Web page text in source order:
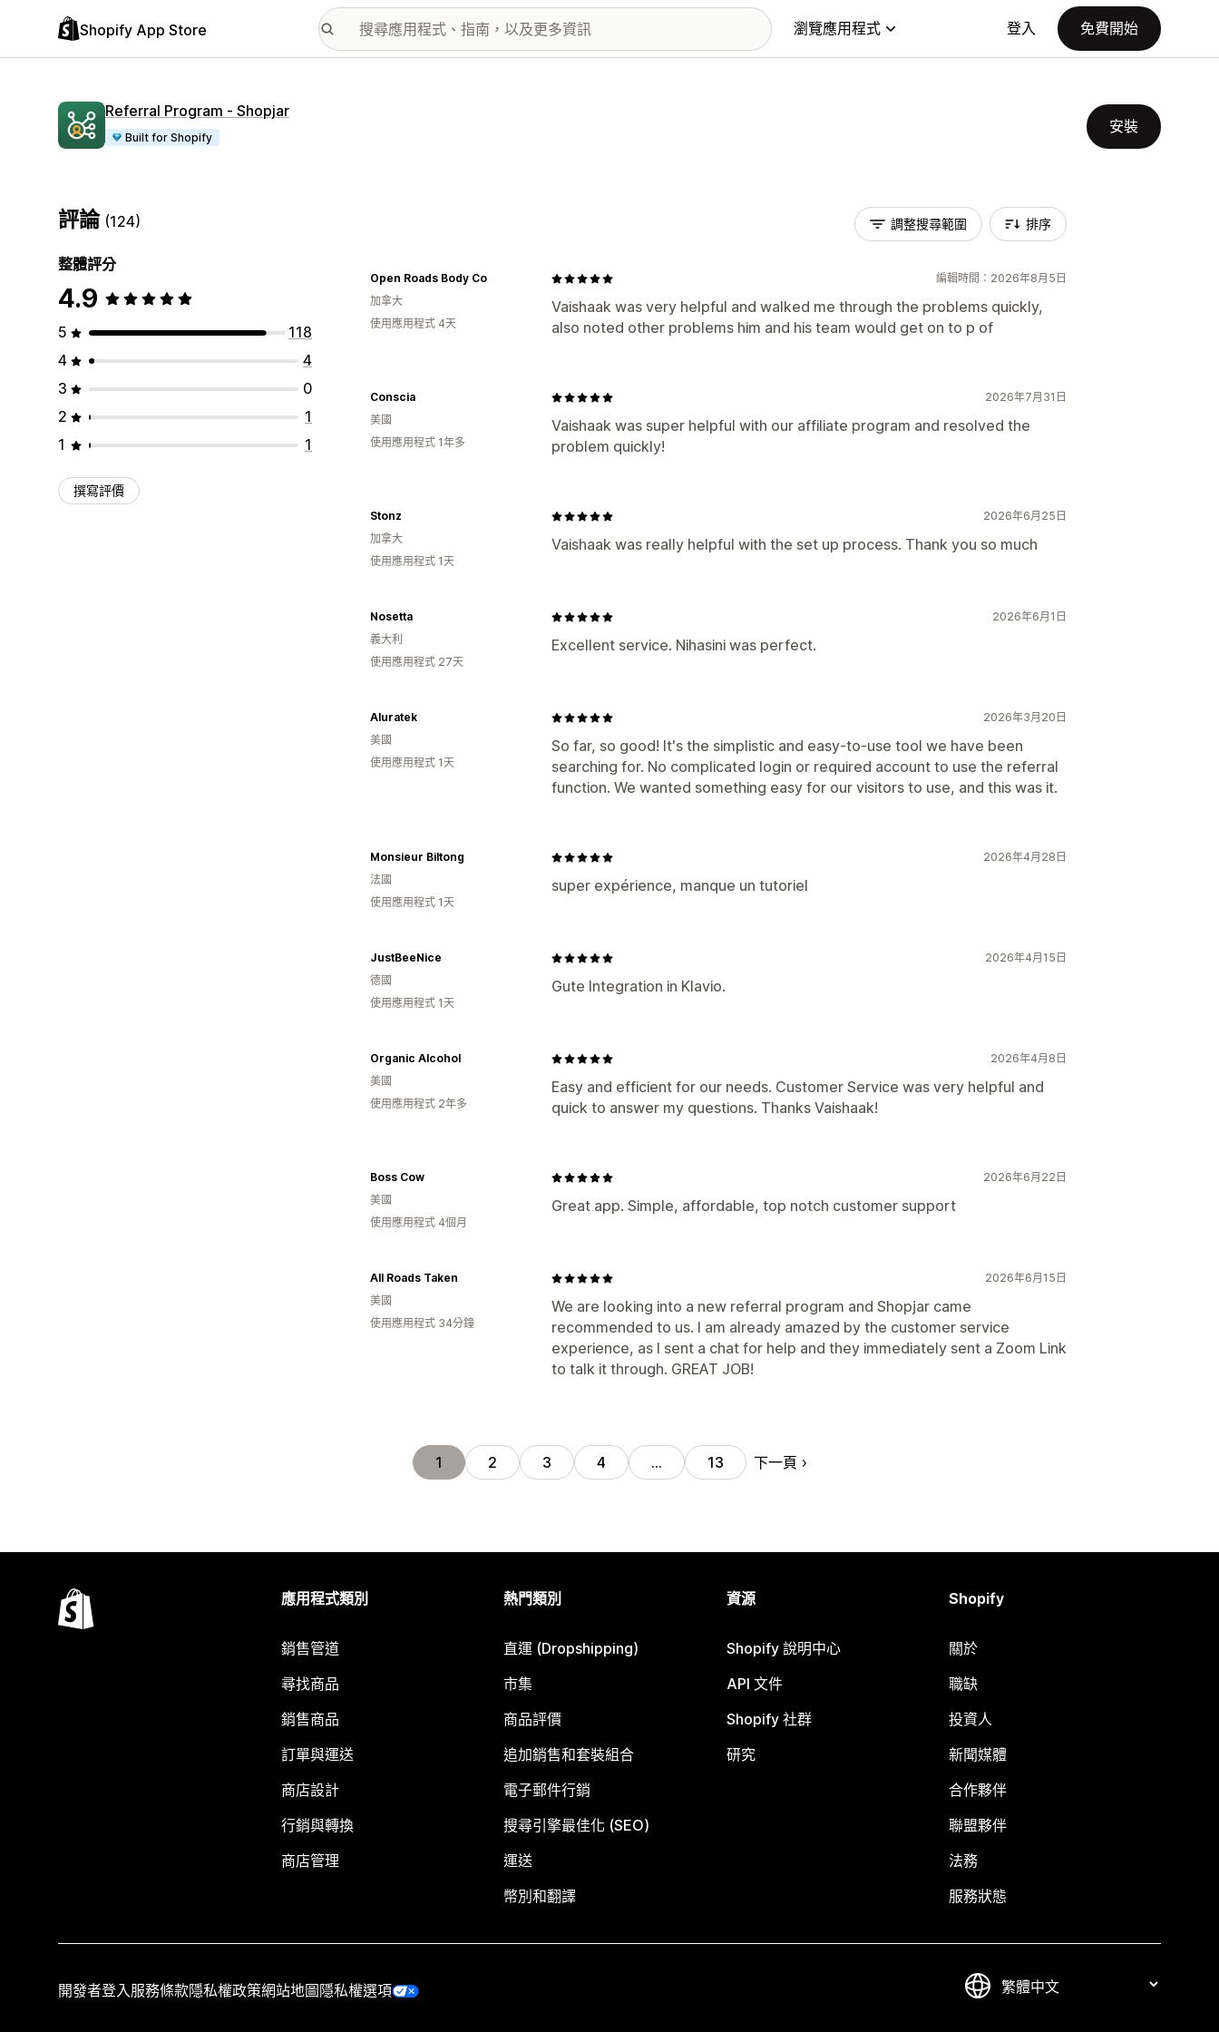
Shopify App Store 瀏覽應用程式 登入 免費開始
Referral Program ‑ Shopjar
Built for Shopify
安裝
評論 (124)
整體評分
4.9
5
118
4
4
3
0
2
1
1
1
撰寫評價
調整搜尋範圍 排序
編輯時間：2026年8月5日
Vaishaak was very helpful and walked me through the problems quickly,
also noted other problems him and his team would get on to p of
Open Roads Body Co
加拿大
使用應用程式 4天
2026年7月31日
Vaishaak was super helpful with our affiliate program and resolved the
problem quickly!
Conscia
美國
使用應用程式 1年多
2026年6月25日
Vaishaak was really helpful with the set up process. Thank you so much
Stonz
加拿大
使用應用程式 1天
2026年6月1日
Excellent service. Nihasini was perfect.
Nosetta
義大利
使用應用程式 27天
2026年3月20日
So far, so good! It's the simplistic and easy-to-use tool we have been
searching for. No complicated login or required account to use the referral
function. We wanted something easy for our visitors to use, and this was it.
Aluratek
美國
使用應用程式 1天
2026年4月28日
super expérience, manque un tutoriel
Monsieur Biltong
法國
使用應用程式 1天
2026年4月15日
Gute Integration in Klavio.
JustBeeNice
德國
使用應用程式 1天
2026年4月8日
Easy and efficient for our needs. Customer Service was very helpful and
quick to answer my questions. Thanks Vaishaak!
Organic Alcohol
美國
使用應用程式 2年多
2026年6月22日
Great app. Simple, affordable, top notch customer support
Boss Cow
美國
使用應用程式 4個月
2026年6月15日
We are looking into a new referral program and Shopjar came
recommended to us. I am already amazed by the customer service
experience, as I sent a chat for help and they immediately sent a Zoom Link
to talk it through. GREAT JOB!
All Roads Taken
美國
使用應用程式 34分鐘
1 2 3 4 … 13 下一頁
應用程式類別
銷售管道
尋找商品
銷售商品
訂單與運送
商店設計
行銷與轉換
商店管理
熱門類別
直運 (Dropshipping)
市集
商品評價
追加銷售和套裝組合
電子郵件行銷
搜尋引擎最佳化 (SEO)
運送
幣別和翻譯
資源
Shopify 說明中心
API 文件
Shopify 社群
研究
Shopify
關於
職缺
投資人
新聞媒體
合作夥伴
聯盟夥伴
法務
服務狀態
開發者登入服務條款隱私權政策網站地圖 隱私權選項